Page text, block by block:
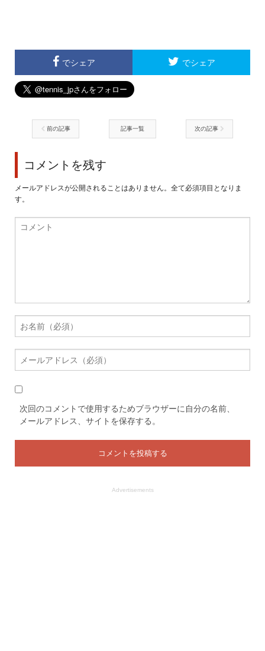
でシェア でシェア
前の記事 記事一覧 次の記事
コメントを残す
メールアドレスが公開されることはありません。全て必須項目となりま
す。
次回のコメントで使用するためブラウザーに自分の名前、
メールアドレス、サイトを保存する。
Advertisements